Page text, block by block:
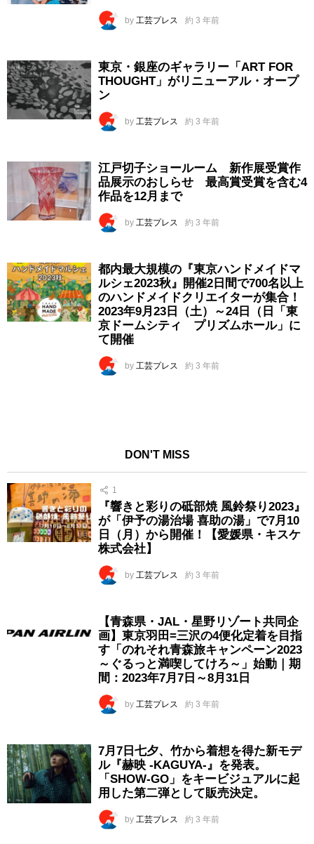
by 工芸プレス 約 3 年前
東京・銀座のギャラリー「ART FOR
THOUGHT」がリニューアル・オープ
ン
by 工芸プレス 約 3 年前
江戸切子ショールーム 新作展受賞作
品展示のおしらせ 最高賞受賞を含む4
作品を12月まで
by 工芸プレス 約 3 年前
都内最大規模の『東京ハンドメイドマ
ルシェ2023秋』開催2日間で700名以上
のハンドメイドクリエイターが集合！
2023年9月23日（土）～24日（日「東
京ドームシティ プリズムホール」に
て開催
by 工芸プレス 約 3 年前
DON'T MISS
1
『響きと彩りの砥部焼 風鈴祭り2023』
が「伊予の湯治場 喜助の湯」で7月10
日（月）から開催！【愛媛県・キスケ
株式会社】
by 工芸プレス 約 3 年前
【青森県・JAL・星野リゾート共同企
画】東京羽田=三沢の4便化定着を目指
す「のれそれ青森旅キャンペーン2023
～ぐるっと満喫してけろ～」始動｜期
間：2023年7月7日～8月31日
by 工芸プレス 約 3 年前
7月7日七夕、竹から着想を得た新モデ
ル『赫映 -KAGUYA-』を発表。
「SHOW-GO」をキービジュアルに起
用した第二弾として販売決定。
by 工芸プレス 約 3 年前